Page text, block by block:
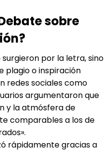
sobre
por la letra, sino
plagio o inspiración
redes sociales como
argumentaron que
y la atmósfera de
comparables a los de
rápidamente gracias a